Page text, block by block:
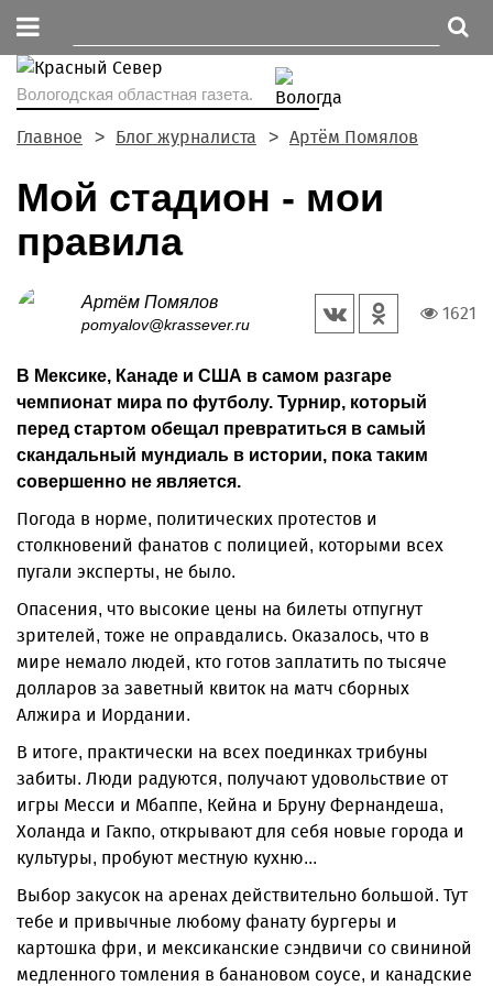
Вологодская областная газета.
Главное Блог журналиста Артём Помялов
Мой стадион - мои
правила
Артём Помялов
pomyalov@krassever.ru
1621
В Мексике, Канаде и США в самом разгаре
чемпионат мира по футболу. Турнир, который
перед стартом обещал превратиться в самый
скандальный мундиаль в истории, пока таким
совершенно не является.
Погода в норме, политических протестов и
столкновений фанатов с полицией, которыми всех
пугали эксперты, не было.
Опасения, что высокие цены на билеты отпугнут
зрителей, тоже не оправдались. Оказалось, что в
мире немало людей, кто готов заплатить по тысяче
долларов за заветный квиток на матч сборных
Алжира и Иордании.
В итоге, практически на всех поединках трибуны
забиты. Люди радуются, получают удовольствие от
игры Месси и Мбаппе, Кейна и Бруну Фернандеша,
Холанда и Гакпо, открывают для себя новые города и
культуры, пробуют местную кухню...
Выбор закусок на аренах действительно большой. Тут
тебе и привычные любому фанату бургеры и
картошка фри, и мексиканские сэндвичи со свининой
медленного томления в банановом соусе, и канадские